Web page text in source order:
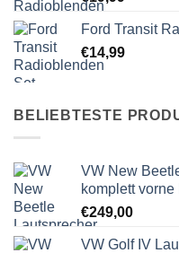
Ford Transit
€14,99
BELIEBTESTE
VW New
komplett vorne
€249,00
VW Golf IV